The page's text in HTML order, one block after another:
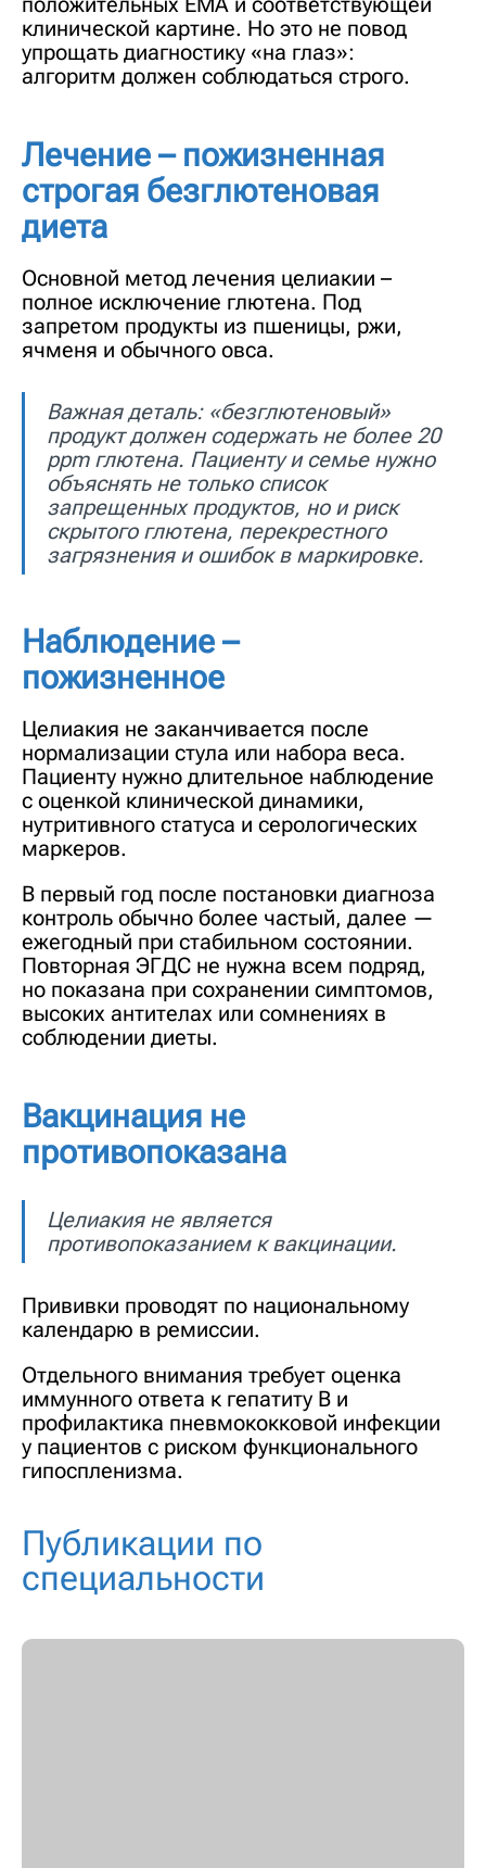
клинической картине. Но это не повод
упрощать диагностику «на глаз»:
алгоритм должен соблюдаться строго.
Лечение – пожизненная
строгая безглютеновая
диета
Основной метод лечения целиакии –
полное исключение глютена. Под
запретом продукты из пшеницы, ржи,
ячменя и обычного овса.
Важная деталь: «безглютеновый»
продукт должен содержать не более 20
ppm глютена. Пациенту и семье нужно
объяснять не только список
запрещенных продуктов, но и риск
скрытого глютена, перекрестного
загрязнения и ошибок в маркировке.
Наблюдение –
пожизненное
Целиакия не заканчивается после
нормализации стула или набора веса.
Пациенту нужно длительное наблюдение
с оценкой клинической динамики,
нутритивного статуса и серологических
маркеров.
В первый год после постановки диагноза
контроль обычно более частый, далее —
ежегодный при стабильном состоянии.
Повторная ЭГДС не нужна всем подряд,
но показана при сохранении симптомов,
высоких антителах или сомнениях в
соблюдении диеты.
Вакцинация не
противопоказана
Целиакия не является
противопоказанием к вакцинации.
Прививки проводят по национальному
календарю в ремиссии.
Отдельного внимания требует оценка
иммунного ответа к гепатиту B и
профилактика пневмококковой инфекции
у пациентов с риском функционального
гипоспленизма.
Публикации по
специальности